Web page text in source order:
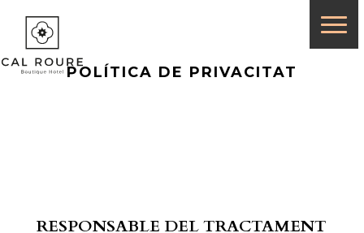
POLÍTICA DE PRIVACITAT
RESPONSABLE DEL TRACTAMENT